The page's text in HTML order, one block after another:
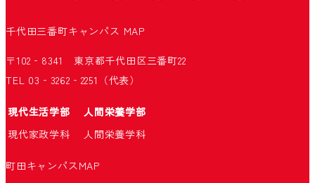
千代田三番町キャンパス MAP
〒102‐8341 東京都千代田区三番町22
TEL 03‐3262‐2251（代表）
現代生活学部
人間栄養学部
現代家政学科
人間栄養学科
町田キャンパスMAP